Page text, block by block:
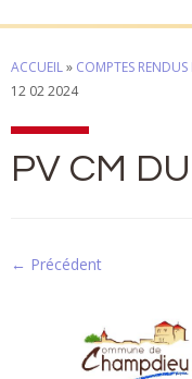
ACCUEIL» COMPTES
12 02 2024
PV CM
← Précédent